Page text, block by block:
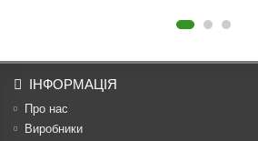
ІНФОРМАЦІЯ
Про нас
Виробники